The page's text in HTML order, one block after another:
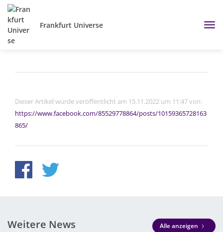
Frankfurt Universe
Dieser Artikel wurde veröffentlicht am 15.11.2022 um 11:47 von:
https://www.facebook.com/85529778864/posts/10159365728163
865/
Weitere News Alle anzeigen